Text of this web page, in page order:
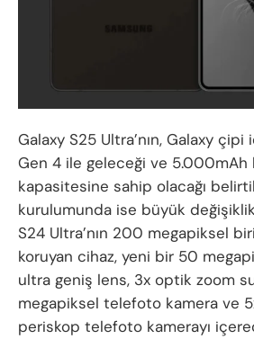
Galaxy S25 Ultra’nın, Galaxy
Gen 4 ile geleceği ve 5.000mAh
kapasitesine sahip olacağı
kurulumunda ise büyük
S24 Ultra’nın 200 megapiksel
koruyan cihaz, yeni bir 50
ultra geniş lens, 3x optik zoom
megapiksel telefoto kamera ve
periskop telefoto kamerayı